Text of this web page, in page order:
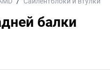
балки